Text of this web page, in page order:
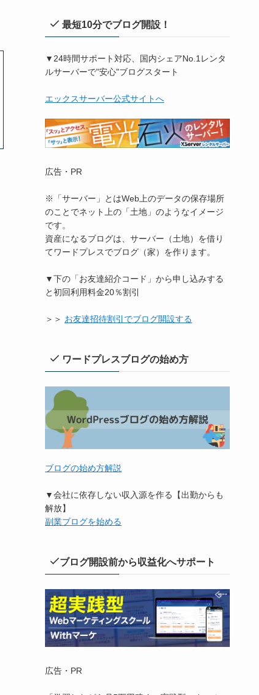
最短10分でブログ開設！
▼24時間サポート対応、国内シェアNo.1レンタ
ルサーバーで"安心"ブログスタート
エックスサーバー公式サイトへ
広告・PR
※「サーバー」とはWeb上のデータの保存場所
のことでネット上の「土地」のようなイメージ
です。
資産になるブログは、サーバー（土地）を借り
てワードプレスでブログ（家）を作ります。
▼下の「お友達紹介コード」から申し込みする
と初回利用料金20％割引
＞＞ お友達招待割引でブログ開設する
ワードプレスブログの始め方
ブログの始め方解説
▼会社に依存しない収入源を作る【出勤からも
解放】
副業ブログを始める
ブログ開設前から収益化へサポート
広告・PR